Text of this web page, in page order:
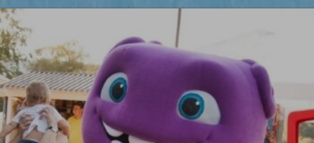
УЗНАТЬ БОЛЬШЕ
Бесплатная фотосъемка *